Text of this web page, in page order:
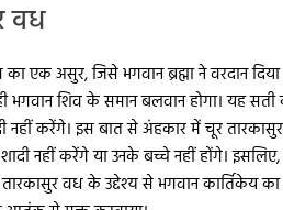
वध
का एक असुर, जिसे भगवान ब्रह्मा ने वरदान
भगवान शिव के समान बलवान होगा। यह
नहीं करेंगे। इस बात से अंहकार में चूर
नहीं करेंगे या उनके बच्चे नहीं होंगे।
तारकासुर वध के उद्देश्य से भगवान कार्तिकेय